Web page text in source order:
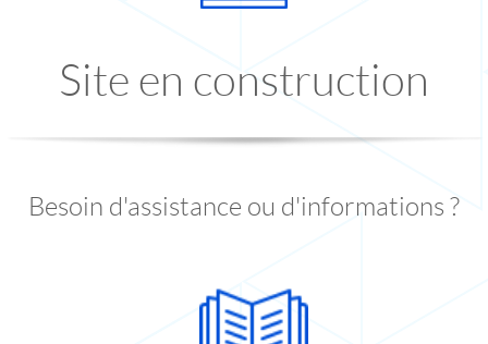
Site en construction
Besoin d'assistance ou d'informations ?